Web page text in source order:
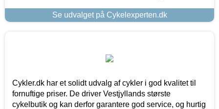
Se udvalget på Cykelexperten.dk
Cykler.dk har et solidt udvalg af cykler i god kvalitet til
fornuftige priser. De driver Vestjyllands største
cykelbutik og kan derfor garantere god service, og hurtig